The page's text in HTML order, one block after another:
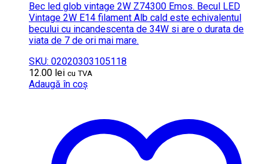
Bec led glob vintage 2W Z74300 Emos. Becul LED
Vintage 2W E14 filament Alb cald este echivalentul
becului cu incandescenta de 34W si are o durata de
viata de 7 de ori mai mare.
SKU: 02020303105118
12.00 lei cu TVA
Adaugă în coș